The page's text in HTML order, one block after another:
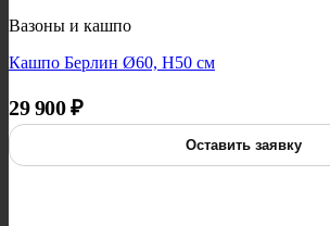
Вазоны и кашпо
Кашпо Берлин Ø60, H50 см
29 900₽
Оставить заявку